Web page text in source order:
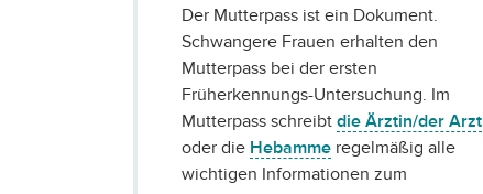
Der Mutterpass ist ein Dokument.
Schwangere Frauen erhalten den
Mutterpass bei der ersten
Früherkennungs-Untersuchung. Im
Mutterpass schreibtdie Ärztin/der Arzt
oder die Hebamme regelmäßig alle
wichtigen Informationen zum